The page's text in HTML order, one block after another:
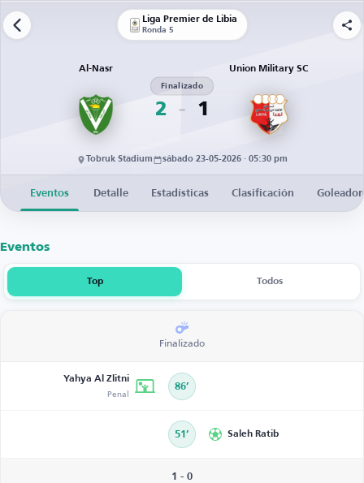
Liga Premier de Libia
Ronda 5
Al-Nasr
2
Finalizado
1
Union Military SC
Tobruk Stadium sábado 23-05-2026 · 05:30 pm
Eventos Detalle Estadísticas Clasificación
Eventos
Top Todos
Finalizado
Yahya Al Zlitni
Penal 86’
51’ Saleh Ratib
1 - 0